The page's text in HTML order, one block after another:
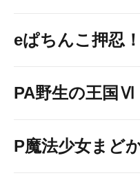
eぱちんこ押忍
PA野生の王国Ⅵ
P魔法少女まど